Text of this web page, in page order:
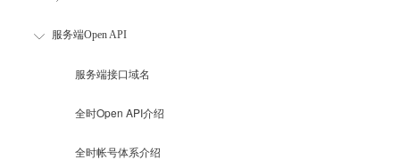
服务端Open API
服务端接口域名
全时Open API介绍
全时帐号体系介绍